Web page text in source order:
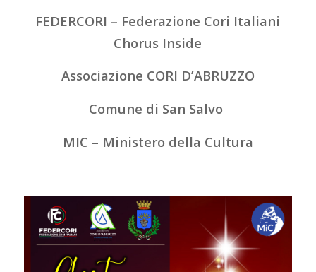
FEDERCORI – Federazione Cori Italiani
Chorus Inside
Associazione CORI D’ABRUZZO
Comune di San Salvo
MIC – Ministero della Cultura